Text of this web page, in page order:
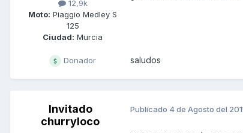
12,9k
Moto: Piaggio Medley S
125
Ciudad: Murcia
Donador saludos
Invitado
churryloco
Publicado 4 de Agosto del